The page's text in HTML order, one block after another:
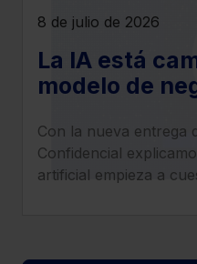
8 de julio de 2026
La IA está
modelo de
era del
Con la nueva entrega
Confidencial
artificial empieza a